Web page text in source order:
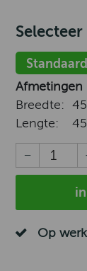
Selecteer
Standaard
Afmetingen
Breedte:
Lengte:
Op